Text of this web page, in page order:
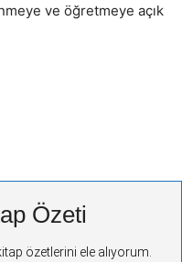
ve öğretmeye açık
Özeti
özetlerini ele alıyorum.